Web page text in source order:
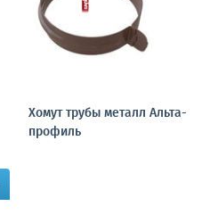
Хомут трубы металл Альта-
профиль